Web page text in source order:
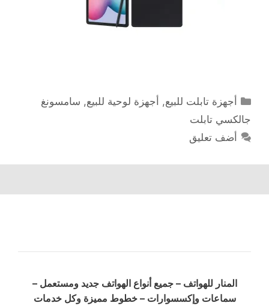
التصنيفات
أجهزة تابلت للبيع, أجهزة لوحية للبيع, سامسونغ
جالكسي تابلت
أضف تعليق
المنار للهواتف – جميع أنواع الهواتف جديد ومستعمل –
سماعات وإكسسوارات – خطوط مميزة وكل خدمات